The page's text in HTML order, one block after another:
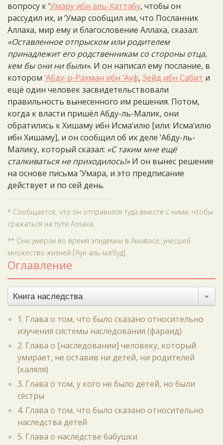
вопросу к ‘Умару ибн аль-Хаттабу, чтобы он
рассудил их, и ‘Умар сообщил им, что Посланник
Аллаха, мир ему и благословение Аллаха, сказал:
«Оставленное отпрыском или родителем
принадлежит его родственникам со стороны отца,
кем бы они ни были». И он написал ему послание, в
котором ‘Абду-р-Рахман ибн ‘Ауф, Зейд ибн Сабит и
ещё один человек засвидетельствовали
правильность вынесенного им решения. Потом,
когда к власти пришёл Абду-ль-Малик, они
обратились к Хишаму ибн Исма‘илю [или: Исма‘илю
ибн Хишаму], и он сообщил об их деле ‘Абду-ль-
Малику, который сказал: «С таким мне ещё
сталкиваться не приходилось!»И он вынес решение
на основе письма ‘Умара, и это предписание
действует и по сей день.
* Сообщается, что он отправился туда вместе с ними, чтобы
сражаться на пути Аллаха.
** Они умерли во время эпидемии в Амавасе, унёсшей
множество жизней [‘Аун аль-ма‘буд].
Оглавление
Книга наследства
1. Глава о том, что было сказано относительно
изучения системы наследования (фараид)
2. Глава о [наследовании] человеку, который
умирает, не оставив ни детей, ни родителей
(каляля)
3. Глава о том, у кого не было детей, но были
сёстры
4. Глава о том, что было сказано относительно
наследства детей
5. Глава о наследстве бабушки